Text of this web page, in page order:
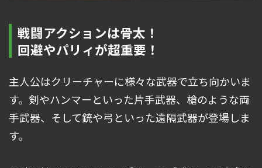
戦闘アクションは骨太！
回避やパリィが超重要！
主人公はクリーチャーに様々な武器で立ち向かいま
す。剣やハンマーといった片手武器、槍のような両
手武器、そして銃や弓といった遠隔武器が登場しま
す。